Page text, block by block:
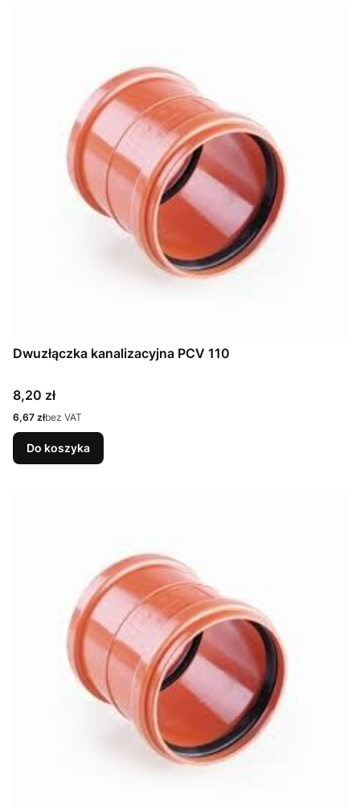
Dwuzłączka kanalizacyjna PCV 110
Cena
8,20 zł
Cena
6,67 złbez VAT
Do koszyka